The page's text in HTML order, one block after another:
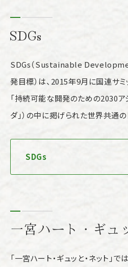
SDGs
SDGs（Sustainable
発目標）は、2015年9月に国連サ
「持続可能な開発のための2030ア
ダ」）の中に掲げられた世界共通の
SDGs
一宮ハート・ギュ
「一宮ハート・ギュッと・ネット」